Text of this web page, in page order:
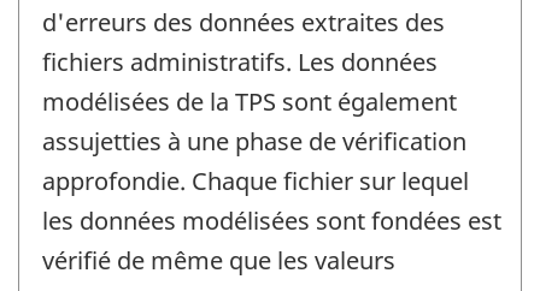
d'erreurs des données extraites des
fichiers administratifs. Les données
modélisées de la TPS sont également
assujetties à une phase de vérification
approfondie. Chaque fichier sur lequel
les données modélisées sont fondées est
vérifié de même que les valeurs